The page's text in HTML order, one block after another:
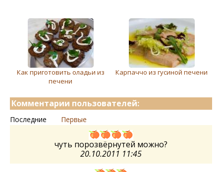
Как приготовить оладьи из
печени
Карпаччо из гусиной печени
Комментарии пользователей:
Последние Первые
чуть порозвёрнутей можно?
20.10.2011 11:45